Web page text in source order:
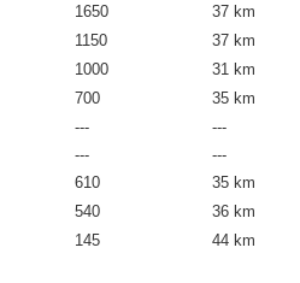
1650 37 km
1150 37 km
1000 31 km
700 35 km
--- ---
--- ---
610 35 km
540 36 km
145 44 km